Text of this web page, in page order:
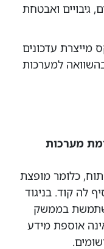
גיבויים ואבטחת
מייצרת עדכונים
למערכות
מערכות
כלומר מופצת
לה קוד. בניגוד
בממשק
אוספת מידע